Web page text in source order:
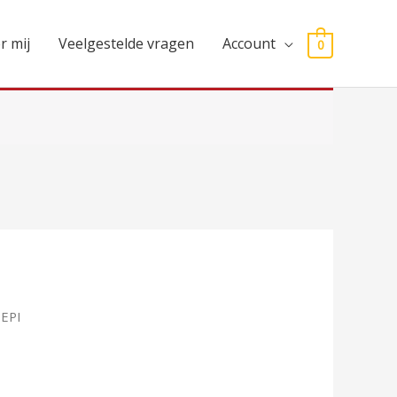
mij Veelgestelde vragen Account 0